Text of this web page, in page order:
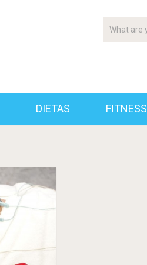
DIETAS FITNESS